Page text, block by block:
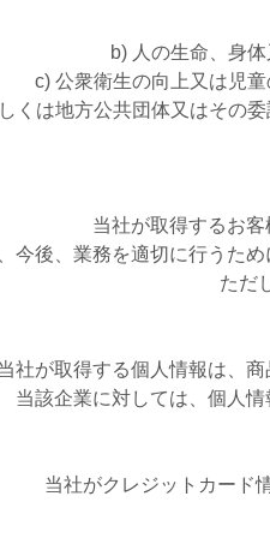
b) 人の生命、身
c) 公衆衛生の向上又は児
くは地方公共団体又はその
当社が取得するお
今後、業務を適切に行うた
ただ
社が取得する個人情報は、
当該企業に対しては、個人
当社がクレジットカード